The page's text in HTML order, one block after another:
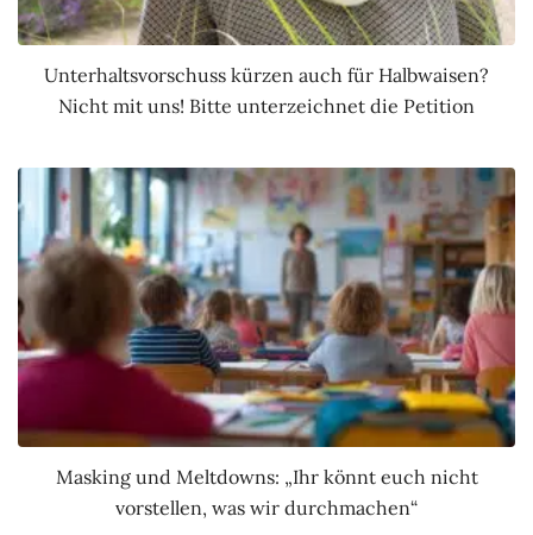
Unterhaltsvorschuss kürzen auch für Halbwaisen?
Nicht mit uns! Bitte unterzeichnet die Petition
Masking und Meltdowns: „Ihr könnt euch nicht
vorstellen, was wir durchmachen“